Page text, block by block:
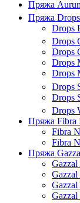
Пряжа
Пряжа Drops
Drops
Drops
Drops
Drops
Drops
Drops
Drops
Drops
Пряжа Fibra
Fibra
Fibra
Пряжа
Gazzal